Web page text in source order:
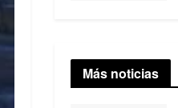
Más noticias